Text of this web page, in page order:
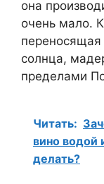
она
очень мало.
переносящая
солнца,
пределами
Читать:
вино водой
делать?